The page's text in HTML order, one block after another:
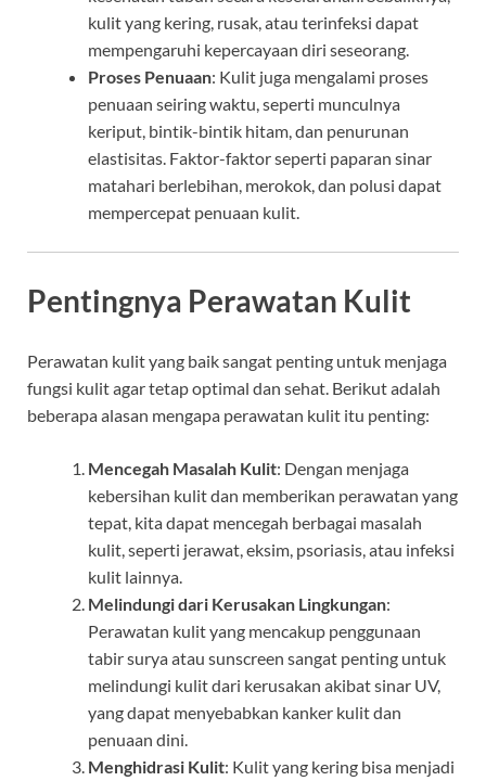
kulit yang kering, rusak, atau terinfeksi dapat
mempengaruhi kepercayaan diri seseorang.
Proses Penuaan: Kulit juga mengalami proses
penuaan seiring waktu, seperti munculnya
keriput, bintik-bintik hitam, dan penurunan
elastisitas. Faktor-faktor seperti paparan sinar
matahari berlebihan, merokok, dan polusi dapat
mempercepat penuaan kulit.
Pentingnya Perawatan Kulit
Perawatan kulit yang baik sangat penting untuk menjaga
fungsi kulit agar tetap optimal dan sehat. Berikut adalah
beberapa alasan mengapa perawatan kulit itu penting:
Mencegah Masalah Kulit: Dengan menjaga
kebersihan kulit dan memberikan perawatan yang
tepat, kita dapat mencegah berbagai masalah
kulit, seperti jerawat, eksim, psoriasis, atau infeksi
kulit lainnya.
Melindungi dari Kerusakan Lingkungan:
Perawatan kulit yang mencakup penggunaan
tabir surya atau sunscreen sangat penting untuk
melindungi kulit dari kerusakan akibat sinar UV,
yang dapat menyebabkan kanker kulit dan
penuaan dini.
Menghidrasi Kulit: Kulit yang kering bisa menjadi